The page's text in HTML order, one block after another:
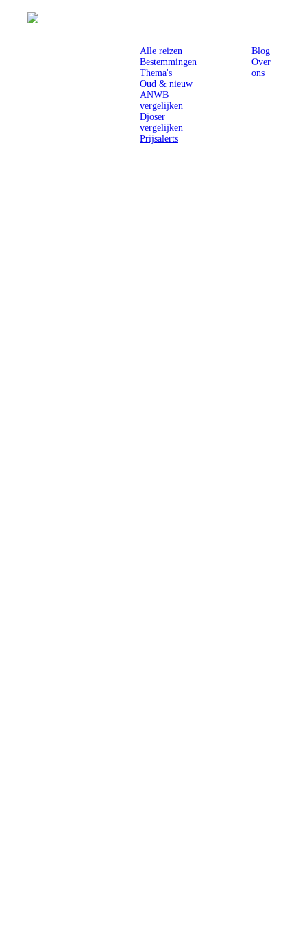
Alle reizen
Bestemmingen
Thema's
Oud & nieuw
ANWB
vergelijken
Djoser
vergelijken
Prijsalerts
Blog
Over
ons